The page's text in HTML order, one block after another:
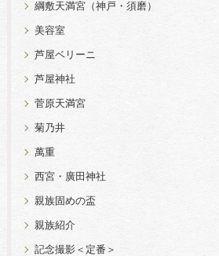
綱敷天満宮（神戸・須磨）
美容室
芦屋ベリーニ
芦屋神社
菅原天満宮
菊乃井
萬重
西宮・廣田神社
親族固めの盃
親族紹介
記念撮影＜定番＞